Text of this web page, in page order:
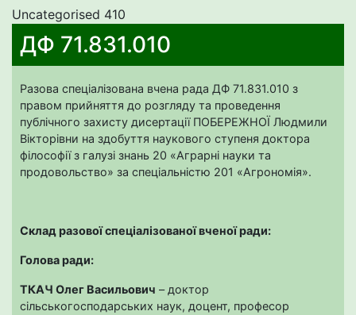
Uncategorised 410
ДФ 71.831.010
Разова спеціалізована вчена рада ДФ 71.831.010 з
правом прийняття до розгляду та проведення
публічного захисту дисертації ПОБЕРЕЖНОЇ Людмили
Вікторівни на здобуття наукового ступеня доктора
філософії з галузі знань 20 «Аграрні науки та
продовольство» за спеціальністю 201 «Агрономія».
Склад разової спеціалізованої вченої ради:
Голова ради:
ТКАЧ Олег Васильович – доктор
сільськогосподарських наук, доцент, професор